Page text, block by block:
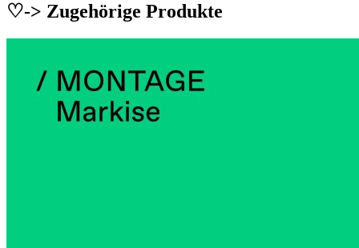
♡-> Zugehörige Produkte